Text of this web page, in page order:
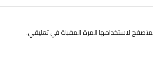
لاستخدامها المرة المقبلة في تعليقي.